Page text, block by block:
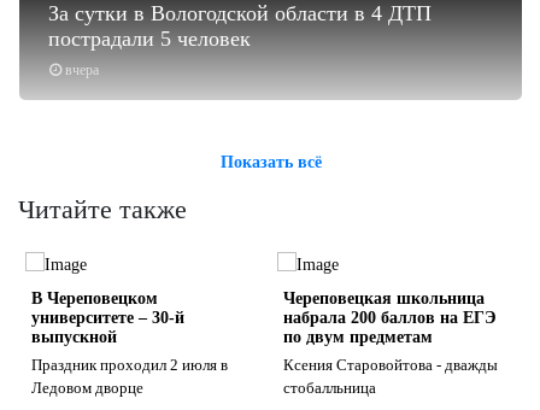
вчера
За сутки в Вологодской области в 4 ДТП
пострадали 5 человек
Показать всё
Читайте также
В Череповецком
университете – 30-й
выпускной
Праздник проходил 2 июля в
Ледовом дворце
Череповецкая школьница
набрала 200 баллов на ЕГЭ
по двум предметам
Ксения Старовойтова - дважды
стобалльница